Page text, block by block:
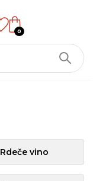
0
Rdeče vino